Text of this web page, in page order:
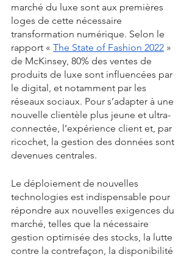
marché du luxe sont aux premières
loges de cette nécessaire
transformation numérique. Selon le
rapport « The State of Fashion 2022 »
de McKinsey, 80% des ventes de
produits de luxe sont influencées par
le digital, et notamment par les
réseaux sociaux. Pour s’adapter à une
nouvelle clientèle plus jeune et ultra-
connectée, l’expérience client et, par
ricochet, la gestion des données sont
devenues centrales.
Le déploiement de nouvelles
technologies est indispensable pour
répondre aux nouvelles exigences du
marché, telles que la nécessaire
gestion optimisée des stocks, la lutte
contre la contrefaçon, la disponibilité